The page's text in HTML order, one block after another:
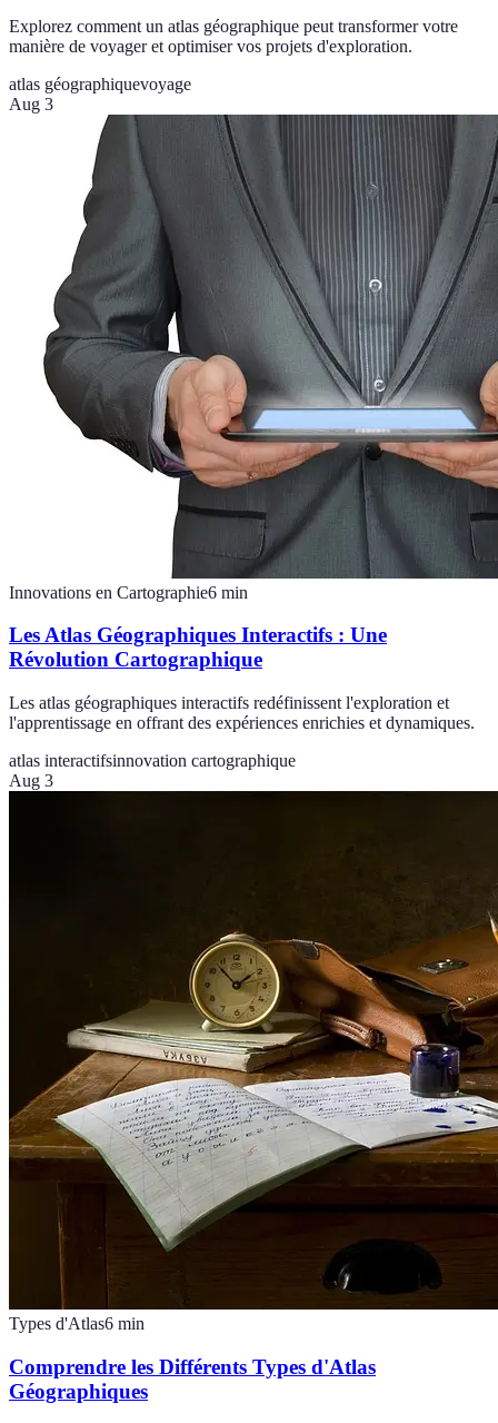
Explorez comment un atlas géographique peut transformer votre
manière de voyager et optimiser vos projets d'exploration.
atlas géographiquevoyage
Aug 3
Innovations en Cartographie6 min
Les Atlas Géographiques Interactifs : Une
Révolution Cartographique
Les atlas géographiques interactifs redéfinissent l'exploration et
l'apprentissage en offrant des expériences enrichies et dynamiques.
atlas interactifsinnovation cartographique
Aug 3
Types d'Atlas6 min
Comprendre les Différents Types d'Atlas
Géographiques